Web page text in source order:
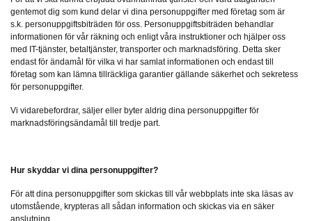
gentemot dig som kund delar vi dina personuppgifter med företag som är
s.k. personuppgiftsbiträden för oss. Personuppgiftsbiträden behandlar
informationen för vår räkning och enligt våra instruktioner och hjälper oss
med IT-tjänster, betaltjänster, transporter och marknadsföring. Detta sker
endast för ändamål för vilka vi har samlat informationen och endast till
företag som kan lämna tillräckliga garantier gällande säkerhet och sekretess
för personuppgifter.
Vi vidarebefordrar, säljer eller byter aldrig dina personuppgifter för
marknadsföringsändamål till tredje part.
Hur skyddar vi dina personuppgifter?
För att dina personuppgifter som skickas till vår webbplats inte ska läsas av
utomstående, krypteras all sådan information och skickas via en säker